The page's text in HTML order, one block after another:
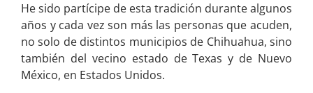
He sido partícipe de esta tradición durante algunos
años y cada vez son más las personas que acuden,
no solo de distintos municipios de Chihuahua, sino
también del vecino estado de Texas y de Nuevo
México, en Estados Unidos.